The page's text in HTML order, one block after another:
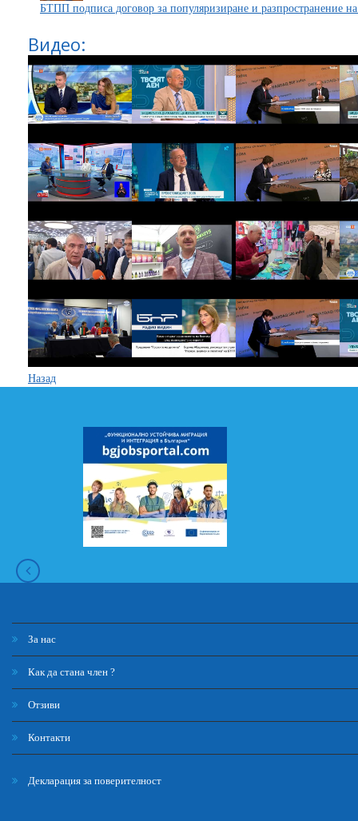
БТПП подписа договор за популяризиране и разпространение на
Видео:
Назад
За нас
Как да стана член ?
Отзиви
Контакти
Декларация за поверителност